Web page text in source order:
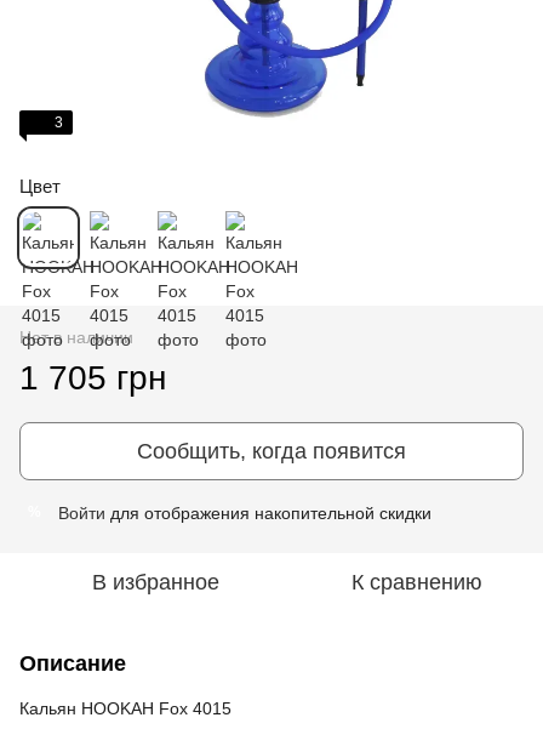
3
Цвет
Нет в наличии
1 705 грн
Сообщить, когда появится
Войти для отображения накопительной скидки
В избранное К сравнению
Описание
Кальян HOOKAH Fox 4015